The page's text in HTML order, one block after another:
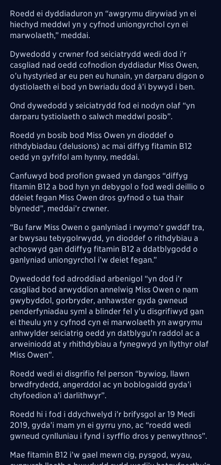
Roedd ei dyddiaduron yn “awgrymu dirywiad yn ei
hiechyd meddwl yn y cyfnod uniongyrchol cyn ei
marwolaeth,” meddai.
Dywedodd y crwner fod seiciatrydd wedi dod i’r
casgliad nad oedd cofnodion dyddiadur Miss Owen,
o’u hystyried ar eu pen eu hunain, yn darparu digon o
dystiolaeth ei bod yn bwriadu dod â’i bywyd i ben.
Ond dywedodd y seiciatrydd fod ei nodyn olaf “yn
darparu tystiolaeth o salwch meddwl posib”.
Roedd yn bosib bod Miss Owen yn dioddef o
rithdybiadau (delusions) ac mai diffyg fitamin B12
oedd yn gyfrifol am hynny, meddai.
Canfuwyd bod profion gwaed yn dangos “diffyg
fitamin B12 a bod hyn yn debygol o fod wedi deillio o
ddeiet fegan Miss Owen dros gyfnod o tua thair
blynedd”, meddai’r crwner.
“Bu farw Miss Owen o ganlyniad i rwymo’r gwddf tra,
ar bwysau tebygolrwydd, yn dioddef o rithdybiau a
achoswyd gan ddiffyg fitamin B12 a ddatblygodd o
ganlyniad uniongyrchol i’w deiet fegan.”
Dywedodd fod adroddiad arbenigol “yn dod i’r
casgliad bod arwyddion annelwig Miss Owen o nam
gwybyddol, gorbryder, anhawster gyda gwneud
penderfyniadau syml a blinder fel y’u disgrifiwyd gan
ei theulu yn y cyfnod cyn ei marwolaeth yn awgrymu
anhwylder seiciatrig oedd yn datblygu’n raddol ac a
arweiniodd at y rhithdybiau a fynegwyd yn llythyr olaf
Miss Owen”.
Roedd wedi ei disgrifio fel person “bywiog, llawn
brwdfrydedd, angerddol ac yn boblogaidd gyda’i
chyfoedion a’i darlithwyr”.
Roedd hi i fod i ddychwelyd i’r brifysgol ar 19 Medi
2019, gyda’i mam yn ei gyrru yno, ac “roedd wedi
gwneud cynlluniau i fynd i syrffio dros y penwythnos”.
Mae fitamin B12 i’w gael mewn cig, pysgod, wyau,